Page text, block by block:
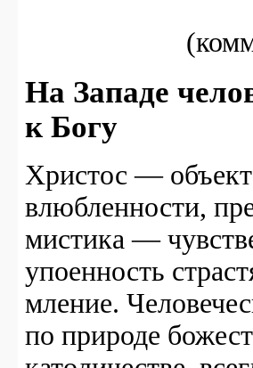
На Западе
к Бoгy
Христос — объект
влюбленности,
мистика —
упоенность
мление.
по природе